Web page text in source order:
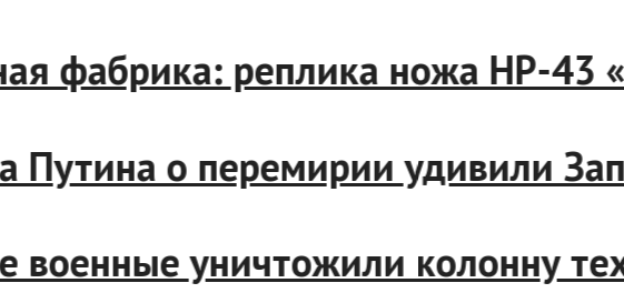
фабрика: реплика ножа НР-
Путина о перемирии удивили
военные уничтожили колонну